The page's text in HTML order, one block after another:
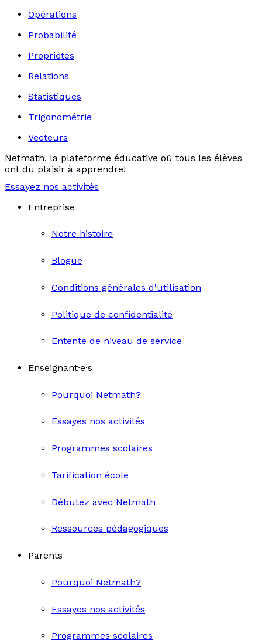
Opérations
Probabilité
Propriétés
Relations
Statistiques
Trigonométrie
Vecteurs
Netmath, la plateforme éducative où tous les élèves
ont du plaisir à apprendre!
Essayez nos activités
Entreprise
Notre histoire
Blogue
Conditions générales d'utilisation
Politique de confidentialité
Entente de niveau de service
Enseignant·e·s
Pourquoi Netmath?
Essayes nos activités
Programmes scolaires
Tarification école
Débutez avec Netmath
Ressources pédagogiques
Parents
Pourquoi Netmath?
Essayes nos activités
Programmes scolaires